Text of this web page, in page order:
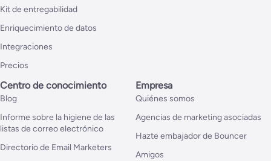
Kit de entregabilidad
Enriquecimiento de datos
Integraciones
Precios
Centro de conocimiento
Blog
Informe sobre la higiene de las
listas de correo electrónico
Directorio de Email Marketers
Empresa
Quiénes somos
Agencias de marketing asociadas
Hazte embajador de Bouncer
Amigos